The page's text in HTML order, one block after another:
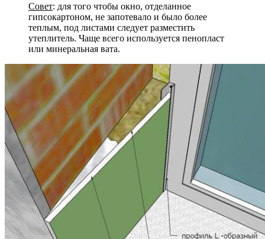
Совет: для того чтобы окно, отделанное
гипсокартоном, не запотевало и было более
теплым, под листами следует разместить
утеплитель. Чаще всего используется пенопласт
или минеральная вата.